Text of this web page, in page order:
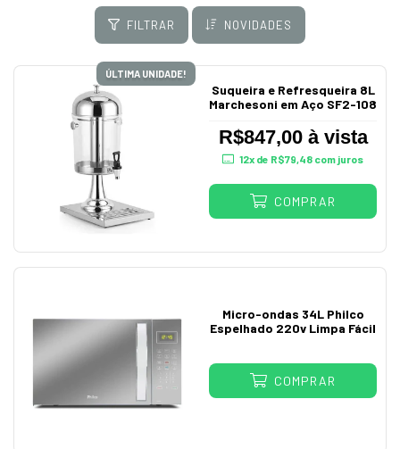
FILTRAR NOVIDADES
ÚLTIMA UNIDADE!
Suqueira e Refresqueira 8L
Marchesoni em Aço SF2-108
R$847,00 à vista
12x de R$79,48 com juros
COMPRAR
Micro-ondas 34L Philco
Espelhado 220v Limpa Fácil
COMPRAR